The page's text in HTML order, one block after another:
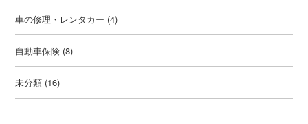
車の修理・レンタカー (4)
自動車保険 (8)
未分類 (16)